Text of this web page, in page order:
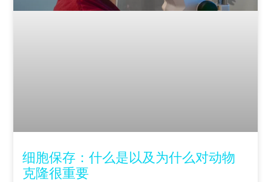
细胞保存：什么是以及为什么对动物
克隆很重要